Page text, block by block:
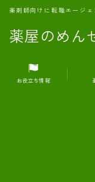
薬屋のめん
薬剤師向けに転職エージ
MENU
1.転職エージェン
お役立ち情報